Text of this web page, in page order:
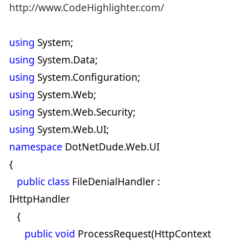
http://www.CodeHighlighter.com/
using System;
using System.Data;
using System.Configuration;
using System.Web;
using System.Web.Security;
using System.Web.UI;
namespace DotNetDude.Web.UI
{
public classFileDenialHandler :
IHttpHandler
{
publicvoid ProcessRequest(HttpContext